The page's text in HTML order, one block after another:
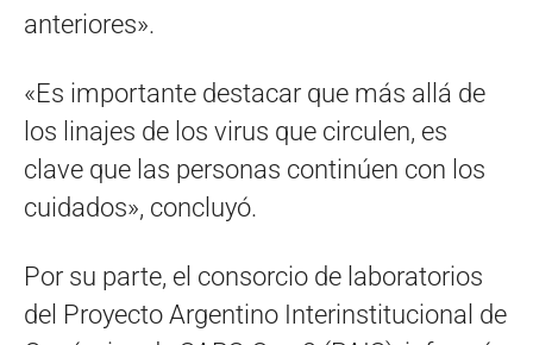
anteriores».
«Es importante destacar que más allá de
los linajes de los virus que circulen, es
clave que las personas continúen con los
cuidados», concluyó.
Por su parte, el consorcio de laboratorios
del Proyecto Argentino Interinstitucional de